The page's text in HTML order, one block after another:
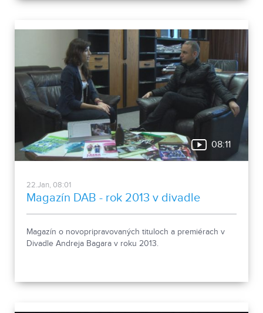
08:11
22.Jan, 08:01
Magazín DAB - rok 2013 v divadle
Magazín o novopripravovaných tituloch a premiérach v
Divadle Andreja Bagara v roku 2013.